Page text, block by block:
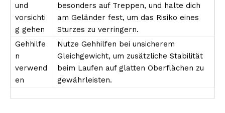
und
vorsichti
g gehen
besonders auf Treppen, und halte dich
am Geländer fest, um das Risiko eines
Sturzes zu verringern.
Gehhilfe
n
verwend
en
Nutze Gehhilfen bei unsicherem
Gleichgewicht, um zusätzliche Stabilität
beim Laufen auf glatten Oberflächen zu
gewährleisten.